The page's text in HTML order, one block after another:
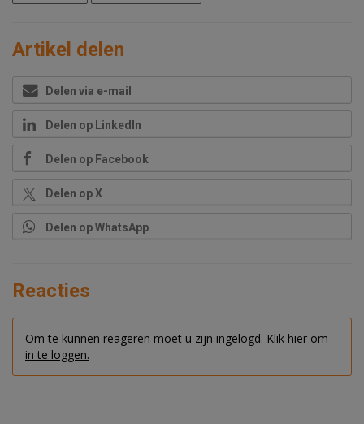
Artikel delen
Delen via e-mail
Delen op LinkedIn
Delen op Facebook
Delen op X
Delen op WhatsApp
Reacties
Om te kunnen reageren moet u zijn ingelogd. Klik hier om
in te loggen.